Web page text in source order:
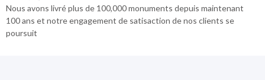
Nous avons livré plus de 100,000 monuments depuis maintenant
100 ans et notre engagement de satisaction de nos clients se
poursuit